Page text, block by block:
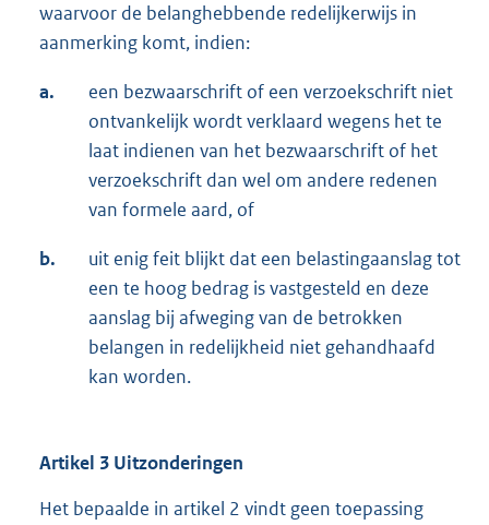
waarvoor de belanghebbende redelijkerwijs in
aanmerking komt, indien:
a.
een bezwaarschrift of een verzoekschrift niet
ontvankelijk wordt verklaard wegens het te
laat indienen van het bezwaarschrift of het
verzoekschrift dan wel om andere redenen
van formele aard, of
b.
uit enig feit blijkt dat een belastingaanslag tot
een te hoog bedrag is vastgesteld en deze
aanslag bij afweging van de betrokken
belangen in redelijkheid niet gehandhaafd
kan worden.
Artikel 3 Uitzonderingen
Het bepaalde in artikel 2 vindt geen toepassing